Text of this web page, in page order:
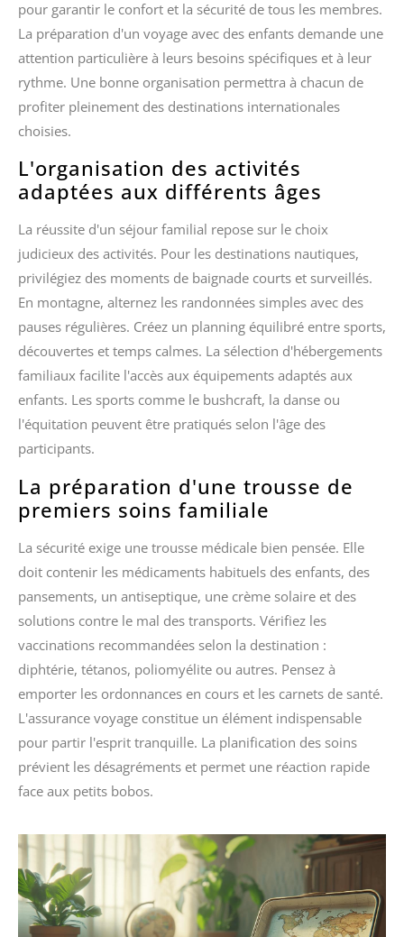
pour garantir le confort et la sécurité de tous les membres.
La préparation d'un voyage avec des enfants demande une
attention particulière à leurs besoins spécifiques et à leur
rythme. Une bonne organisation permettra à chacun de
profiter pleinement des destinations internationales
choisies.
L'organisation des activités
adaptées aux différents âges
La réussite d'un séjour familial repose sur le choix
judicieux des activités. Pour les destinations nautiques,
privilégiez des moments de baignade courts et surveillés.
En montagne, alternez les randonnées simples avec des
pauses régulières. Créez un planning équilibré entre sports,
découvertes et temps calmes. La sélection d'hébergements
familiaux facilite l'accès aux équipements adaptés aux
enfants. Les sports comme le bushcraft, la danse ou
l'équitation peuvent être pratiqués selon l'âge des
participants.
La préparation d'une trousse de
premiers soins familiale
La sécurité exige une trousse médicale bien pensée. Elle
doit contenir les médicaments habituels des enfants, des
pansements, un antiseptique, une crème solaire et des
solutions contre le mal des transports. Vérifiez les
vaccinations recommandées selon la destination :
diphtérie, tétanos, poliomyélite ou autres. Pensez à
emporter les ordonnances en cours et les carnets de santé.
L'assurance voyage constitue un élément indispensable
pour partir l'esprit tranquille. La planification des soins
prévient les désagréments et permet une réaction rapide
face aux petits bobos.